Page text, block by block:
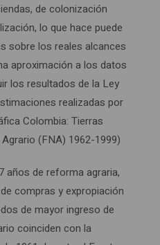
de colonización
lo que hace puede
sobre los reales alcances
aproximación a los datos
los resultados de la Ley
realizadas por
Colombia: Tierras
(FNA) 1962-1999)
años de reforma agraria,
compras y expropiación
de mayor ingreso de
coinciden con la